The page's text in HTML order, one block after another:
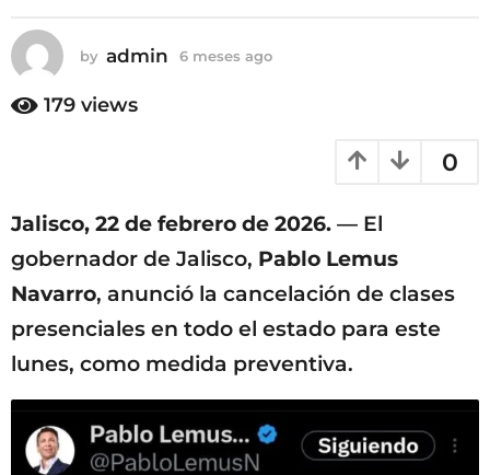
g
o
by admin 6 meses ago
o
179 views
0
Jalisco, 22 de febrero de 2026. — El
gobernador de Jalisco, Pablo Lemus
Navarro, anunció la cancelación de clases
presenciales en todo el estado para este
lunes, como medida preventiva.